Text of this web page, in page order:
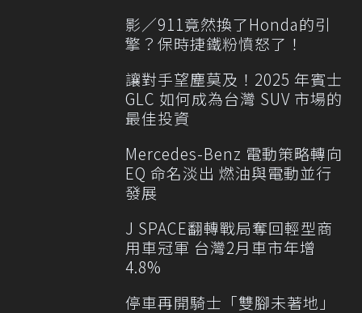
影／911竟然換了Honda的引
擎？保時捷鐵粉憤怒了！
讓對手望塵莫及！2025 年賓士
GLC 如何成為台灣 SUV 市場的
最佳投資
Mercedes-Benz 電動策略轉向
EQ 命名淡出 燃油與電動並行
發展
J SPACE翻轉戰局奪回輕型商
用車冠軍 台灣2月車市年增
4.8%
停車再開騎士「雙腳未著地」